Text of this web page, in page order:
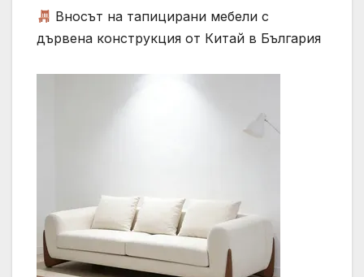
Вносът на тапицирани мебели с
дървена конструкция от Китай в България